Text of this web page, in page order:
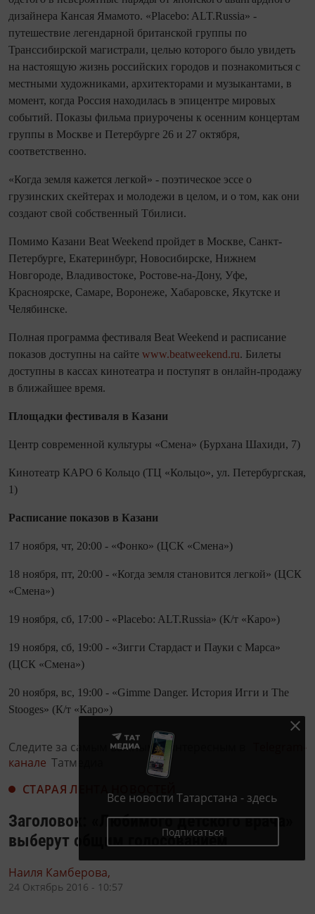
дизайнера Кансая Ямамото. «Placebo: ALT.Russia» -
путешествие легендарной британской группы по
Транссибирской магистрали, целью которого было увидеть
на настоящую жизнь российских городов и познакомиться с
местными художниками, архитекторами и музыкантами, в
момент, когда Россия находилась в эпицентре мировых
событий. Показы фильма приурочены к осенним концертам
группы в Москве и Петербурге 26 и 27 октября,
соответственно.
«Когда земля кажется легкой» - поэтическое эссе о
грузинских скейтерах и молодежи в целом, и о том, как они
создают свой собственный Тбилиси.
Помимо Казани Beat Weekend пройдет в Москве, Санкт-
Петербурге, Екатеринбург, Новосибирске, Нижнем
Новгороде, Владивостоке, Ростове-на-Дону, Уфе,
Красноярске, Самаре, Воронеже, Хабаровске, Якутске и
Челябинске.
Полная программа фестиваля Beat Weekend и расписание
показов доступны на сайте www.beatweekend.ru. Билеты
доступны в кассах кинотеатра и поступят в онлайн-продажу
в ближайшее время.
Площадки фестиваля в Казани
Центр современной культуры «Смена» (Бурхана Шахиди, 7)
Кинотеатр КАРО 6 Кольцо (ТЦ «Кольцо», ул. Петербургская,
1)
Расписание показов в Казани
17 ноября, чт, 20:00 - «Фонко» (ЦСК «Смена»)
18 ноября, пт, 20:00 - «Когда земля становится легкой» (ЦСК
«Смена»)
19 ноября, сб, 17:00 - «Placebo: ALT.Russia» (К/т «Каро»)
19 ноября, сб, 19:00 - «Зигги Стардаст и Пауки с Марса»
(ЦСК «Смена»)
20 ноября, вс, 19:00 - «Gimme Danger. История Игги и The
Stooges» (К/т «Каро»)
Следите за самым важным и интересным в
Telegram-
канале Татмедиа
СТАРАЯ ЛЕНТА НОВОСТЕЙ
Заголовок: «Любимого детского врача»
выберут общим голосованием
Наиля Камберова,
24 Октябрь 2016 - 10:57
Все новости Татарстана - здесь
Подписаться